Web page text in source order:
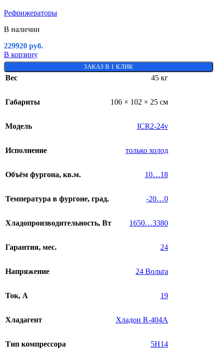
Рефрижераторы
В наличии
229920 руб.
В корзину
ЗАКАЗ В 1 КЛИК
Вес 45 кг
Габариты 106 × 102 × 25 см
Модель ICR2-24v
Исполнение только холод
Объём фургона, кв.м. 10…18
Температура в фургоне, град. -20…0
Хладопроизводительность, Вт 1650…3380
Гарантия, мес. 24
Напряжение 24 Вольта
Ток, А 19
Хладагент Хладон R-404A
Тип компрессора 5H14